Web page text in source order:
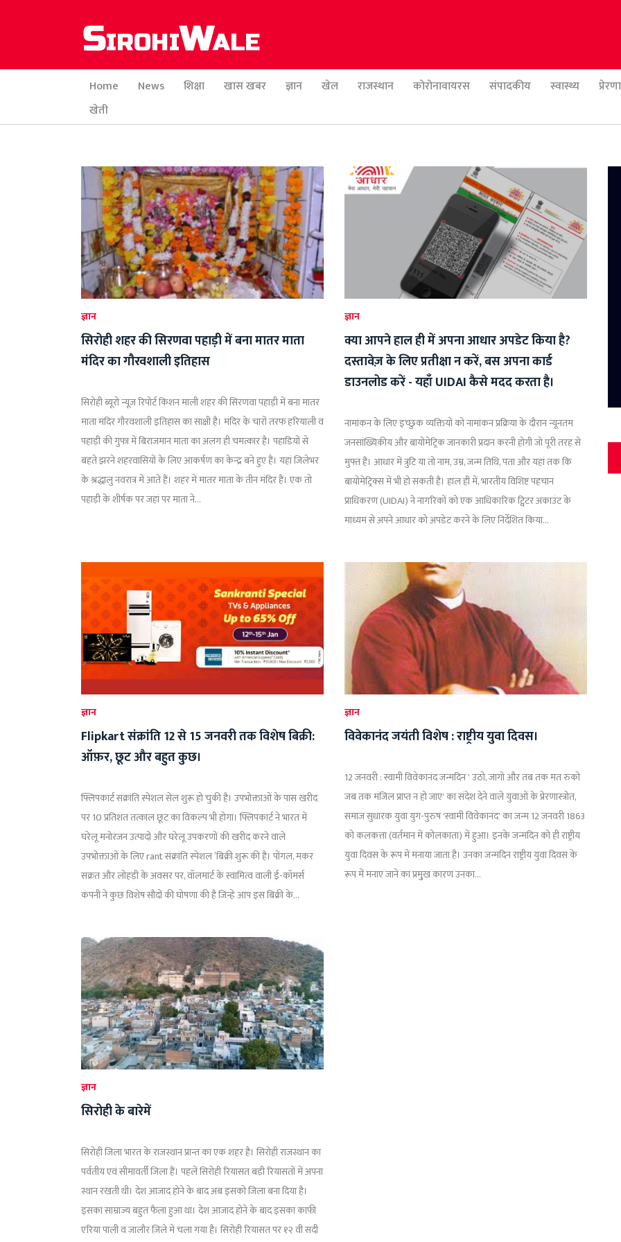
Home News शिक्षा खास खबर ज्ञान खेल राजस्थान कोरोनावायरस संपादकीय स्वास्थ्य
खेती
ज्ञान
सिरोही शहर की सिरणवा पहाड़ी में बना मातर माता
मंदिर का गौरवशाली इतिहास
सिरोही ब्यूरो न्यूज़ रिपोर्ट किशन माली शहर की सिरणवा पहाड़ी में बना मातर
माता मंदिर गौरवशाली इतिहास का साक्षी है। मंदिर के चारों तरफ हरियाली व
पहाड़ी की गुफा में बिराजमान माता का अलग ही चमत्कार है। पहाडिय़ों से
बहते झरने शहरवासियों के लिए आकर्षण का केन्द्र बने हुए हैं। यहां जिलेभर
के श्रद्धालु नवरात्र में आते हैं। शहर में मातर माता के तीन मंदिर हैं। एक तो
पहाड़ी के शीर्षक पर जहां पर माता ने...
ज्ञान
क्या आपने हाल ही में अपना आधार अपडेट किया है?
दस्तावेज़ के लिए प्रतीक्षा न करें, बस अपना कार्ड
डाउनलोड करें - यहाँ UIDAI कैसे मदद करता है।
नामांकन के लिए इच्छुक व्यक्तियों को नामांकन प्रक्रिया के दौरान न्यूनतम
जनसांख्यिकीय और बायोमेट्रिक जानकारी प्रदान करनी होगी जो पूरी तरह से
मुफ्त है। आधार में त्रुटि या तो नाम, उम्र, जन्म तिथि, पता और यहां तक कि
बायोमेट्रिक्स में भी हो सकती है। हाल ही में, भारतीय विशिष्ट पहचान
प्राधिकरण (UIDAI) ने नागरिकों को एक आधिकारिक ट्विटर अकाउंट के
माध्यम से अपने आधार को अपडेट करने के लिए निर्देशित किया...
ज्ञान
Flipkart संक्रांति 12 से 15 जनवरी तक विशेष बिक्री:
ऑफ़र, छूट और बहुत कुछ।
फ्लिपकार्ट संक्रांति स्पेशल सेल शुरू हो चुकी है। उपभोक्ताओं के पास खरीद
पर 10 प्रतिशत तत्काल छूट का विकल्प भी होगा। फ्लिपकार्ट ने भारत में
घरेलू मनोरंजन उत्पादों और घरेलू उपकरणों की खरीद करने वाले
उपभोक्ताओं के लिए rant संक्रांति स्पेशल ’बिक्री शुरू की है। पोंगल, मकर
सक्रत और लोहड़ी के अवसर पर, वॉलमार्ट के स्वामित्व वाली ई-कॉमर्स
कंपनी ने कुछ विशेष सौदों की घोषणा की है जिन्हें आप इस बिक्री के...
ज्ञान
विवेकानंद जयंती विशेष : राष्ट्रीय युवा दिवस।
12 जनवरी : स्वामी विवेकानंद जन्मदिन ' उठो, जागो और तब तक मत रुको
जब तक मंजिल प्राप्त न हो जाए' का संदेश देने वाले युवाओं के प्रेरणास्त्रो‍त,
समाज सुधारक युवा युग-पुरुष 'स्वामी विवेकानंद' का जन्म 12 जनवरी 1863
को कलकत्ता (वर्तमान में कोलकाता) में हुआ। इनके जन्मदिन को ही राष्ट्रीय
युवा दिवस के रूप में मनाया जाता है। उनका जन्मदिन राष्ट्रीय युवा दिवस के
रूप में मनाए जाने का प्रमु्ख कारण उनका...
ज्ञान
सिरोही के बारेमें
सिरोही जिला भारत के राजस्थान प्रान्त का एक शहर है। सिरोही राजस्थान का
पर्वतीय एवं सीमावर्ती जिला हैं। पहलें सिरोही रियासत बड़ी रियासतों में अपना
स्थान रखती थी। देश आजाद होने के बाद अब इसको जिला बना दिया है।
इसका साम्राज्य बहुत फैला हुआ था। देश आजाद होने के बाद इसका काफ़ी
एरिया पाली व जालौर ज़िले में चला गया है। सिरोही रियासत पर १२ वी सदी